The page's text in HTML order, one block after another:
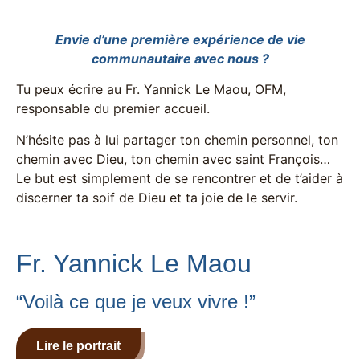
Envie d’une première expérience de vie
communautaire avec nous ?
Tu peux écrire au Fr. Yannick Le Maou, OFM,
responsable du premier accueil.
N’hésite pas à lui partager ton chemin personnel, ton
chemin avec Dieu, ton chemin avec saint François…
Le but est simplement de se rencontrer et de t’aider à
discerner ta soif de Dieu et ta joie de le servir.
Fr. Yannick Le Maou
“Voilà ce que je veux vivre !”
Lire le portrait